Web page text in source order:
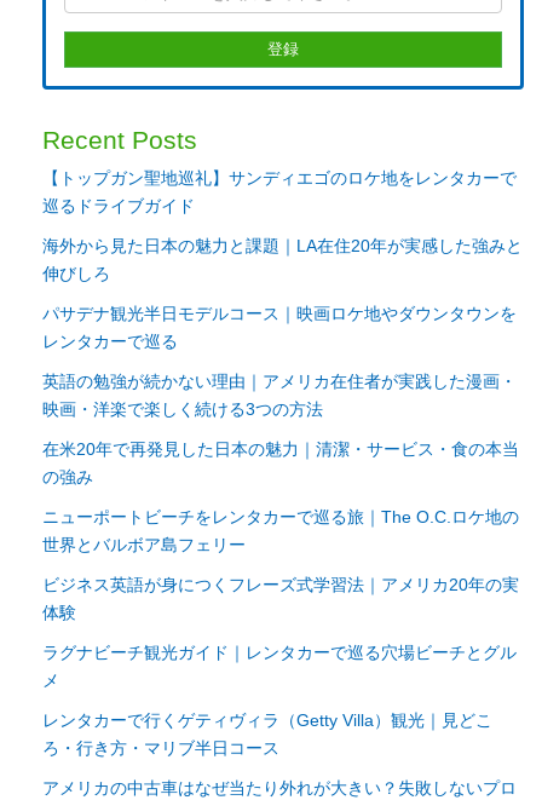
Recent Posts
【トップガン聖地巡礼】サンディエゴのロケ地をレンタカーで
巡るドライブガイド
海外から見た日本の魅力と課題｜LA在住20年が実感した強みと
伸びしろ
パサデナ観光半日モデルコース｜映画ロケ地やダウンタウンを
レンタカーで巡る
英語の勉強が続かない理由｜アメリカ在住者が実践した漫画・
映画・洋楽で楽しく続ける3つの方法
在米20年で再発見した日本の魅力｜清潔・サービス・食の本当
の強み
ニューポートビーチをレンタカーで巡る旅｜The O.C.ロケ地の
世界とバルボア島フェリー
ビジネス英語が身につくフレーズ式学習法｜アメリカ20年の実
体験
ラグナビーチ観光ガイド｜レンタカーで巡る穴場ビーチとグル
メ
レンタカーで行くゲティヴィラ（Getty Villa）観光｜見どこ
ろ・行き方・マリブ半日コース
アメリカの中古車はなぜ当たり外れが大きい？失敗しないプロ